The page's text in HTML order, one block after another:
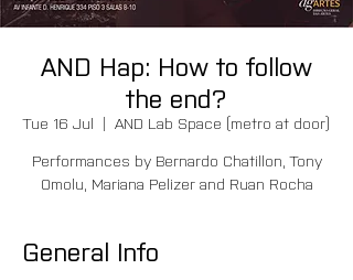
AND Hap: How to follow
the end?
Tue 16 Jul
  |
AND Lab Space (metro at door)
Performances by Bernardo Chatillon, Tony
Omolu, Mariana Pelizer and Ruan Rocha
General Info